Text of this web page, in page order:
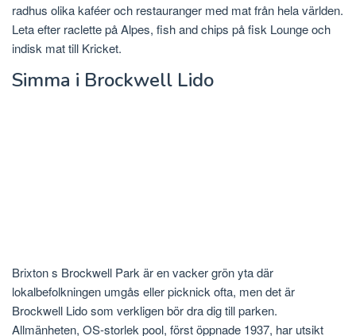
radhus olika kaféer och restauranger med mat från hela världen.
Leta efter raclette på Alpes, fish and chips på fisk Lounge och
indisk mat till Kricket.
Simma i Brockwell Lido
Brixton s Brockwell Park är en vacker grön yta där
lokalbefolkningen umgås eller picknick ofta, men det är
Brockwell Lido som verkligen bör dra dig till parken.
Allmänheten, OS-storlek pool, först öppnade 1937, har utsikt